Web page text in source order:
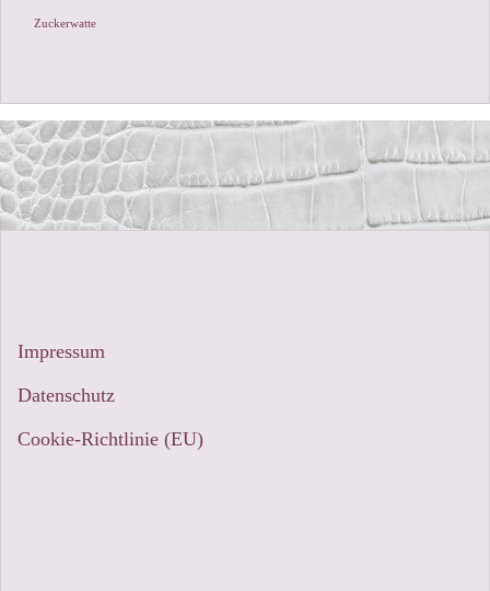
Zuckerwatte
Impressum
Datenschutz
Cookie-Richtlinie (EU)